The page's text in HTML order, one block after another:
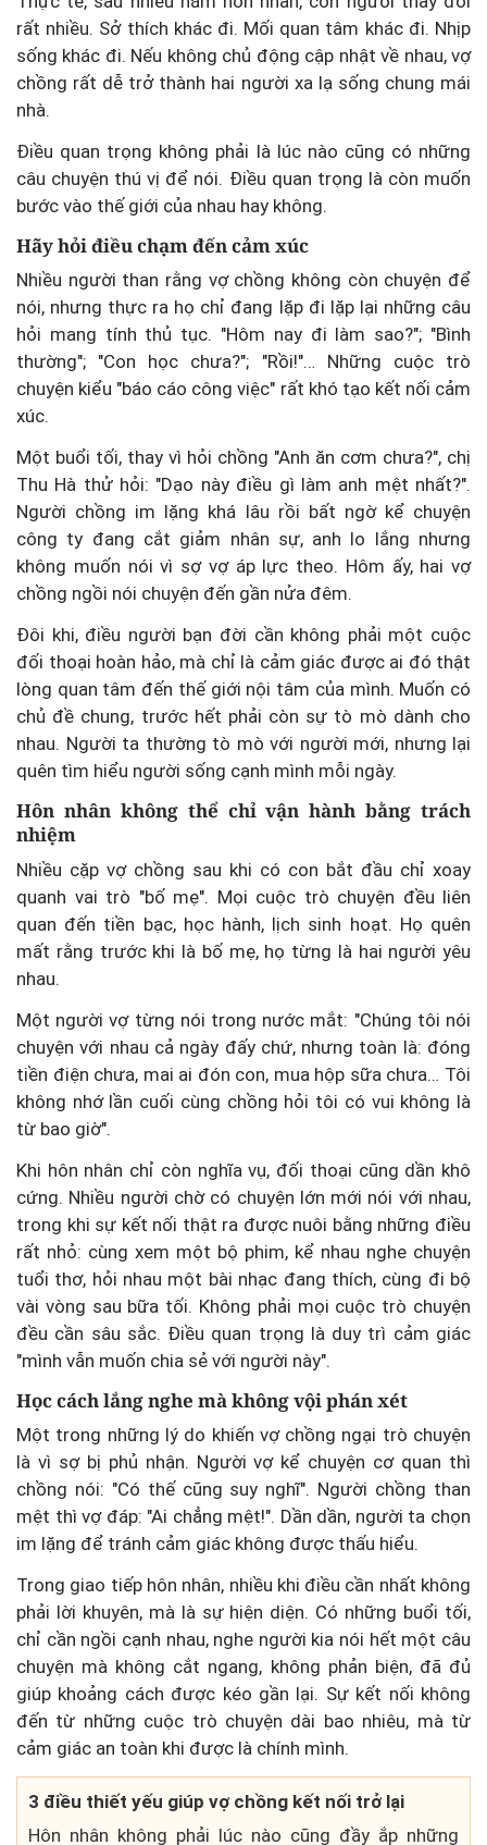
rất nhiều. Sở thích khác đi. Mối quan tâm khác đi. Nhịp
sống khác đi. Nếu không chủ động cập nhật về nhau, vợ
chồng rất dễ trở thành hai người xa lạ sống chung mái
nhà.
Điều quan trọng không phải là lúc nào cũng có những
câu chuyện thú vị để nói. Điều quan trọng là còn muốn
bước vào thế giới của nhau hay không.
Hãy hỏi điều chạm đến cảm xúc
Nhiều người than rằng vợ chồng không còn chuyện để
nói, nhưng thực ra họ chỉ đang lặp đi lặp lại những câu
hỏi mang tính thủ tục. "Hôm nay đi làm sao?"; "Bình
thường"; "Con học chưa?"; "Rồi!"… Những cuộc trò
chuyện kiểu "báo cáo công việc" rất khó tạo kết nối cảm
xúc.
Một buổi tối, thay vì hỏi chồng "Anh ăn cơm chưa?", chị
Thu Hà thử hỏi: "Dạo này điều gì làm anh mệt nhất?".
Người chồng im lặng khá lâu rồi bất ngờ kể chuyện
công ty đang cắt giảm nhân sự, anh lo lắng nhưng
không muốn nói vì sợ vợ áp lực theo. Hôm ấy, hai vợ
chồng ngồi nói chuyện đến gần nửa đêm.
Đôi khi, điều người bạn đời cần không phải một cuộc
đối thoại hoàn hảo, mà chỉ là cảm giác được ai đó thật
lòng quan tâm đến thế giới nội tâm của mình. Muốn có
chủ đề chung, trước hết phải còn sự tò mò dành cho
nhau. Người ta thường tò mò với người mới, nhưng lại
quên tìm hiểu người sống cạnh mình mỗi ngày.
Hôn nhân không thể chỉ vận hành bằng trách
nhiệm
Nhiều cặp vợ chồng sau khi có con bắt đầu chỉ xoay
quanh vai trò "bố mẹ". Mọi cuộc trò chuyện đều liên
quan đến tiền bạc, học hành, lịch sinh hoạt. Họ quên
mất rằng trước khi là bố mẹ, họ từng là hai người yêu
nhau.
Một người vợ từng nói trong nước mắt: "Chúng tôi nói
chuyện với nhau cả ngày đấy chứ, nhưng toàn là: đóng
tiền điện chưa, mai ai đón con, mua hộp sữa chưa… Tôi
không nhớ lần cuối cùng chồng hỏi tôi có vui không là
từ bao giờ".
Khi hôn nhân chỉ còn nghĩa vụ, đối thoại cũng dần khô
cứng. Nhiều người chờ có chuyện lớn mới nói với nhau,
trong khi sự kết nối thật ra được nuôi bằng những điều
rất nhỏ: cùng xem một bộ phim, kể nhau nghe chuyện
tuổi thơ, hỏi nhau một bài nhạc đang thích, cùng đi bộ
vài vòng sau bữa tối. Không phải mọi cuộc trò chuyện
đều cần sâu sắc. Điều quan trọng là duy trì cảm giác
"mình vẫn muốn chia sẻ với người này".
Học cách lắng nghe mà không vội phán xét
Một trong những lý do khiến vợ chồng ngại trò chuyện
là vì sợ bị phủ nhận. Người vợ kể chuyện cơ quan thì
chồng nói: "Có thế cũng suy nghĩ". Người chồng than
mệt thì vợ đáp: "Ai chẳng mệt!". Dần dần, người ta chọn
im lặng để tránh cảm giác không được thấu hiểu.
Trong giao tiếp hôn nhân, nhiều khi điều cần nhất không
phải lời khuyên, mà là sự hiện diện. Có những buổi tối,
chỉ cần ngồi cạnh nhau, nghe người kia nói hết một câu
chuyện mà không cắt ngang, không phản biện, đã đủ
giúp khoảng cách được kéo gần lại. Sự kết nối không
đến từ những cuộc trò chuyện dài bao nhiêu, mà từ
cảm giác an toàn khi được là chính mình.
3 điều thiết yếu giúp vợ chồng kết nối trở lại
Hôn nhân không phải lúc nào cũng đầy ắp những